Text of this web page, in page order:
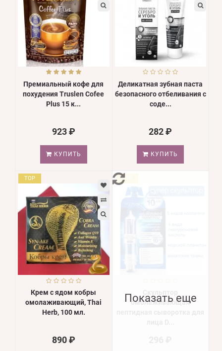
Премиальный кофе для
похудения Truslen Cofee
Plus 15 к...
923 ₽
КУПИТЬ
Деликатная зубная паста
безопасного отбеливания с
соде...
282 ₽
КУПИТЬ
TOP
Крем с ядом кобры
омолаживающий, Thai
Herb, 100 мл.
890 ₽
TOP
омолаживающая
Показать еще